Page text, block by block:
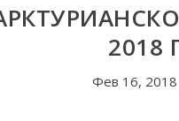
2018
Фев 16, 2018